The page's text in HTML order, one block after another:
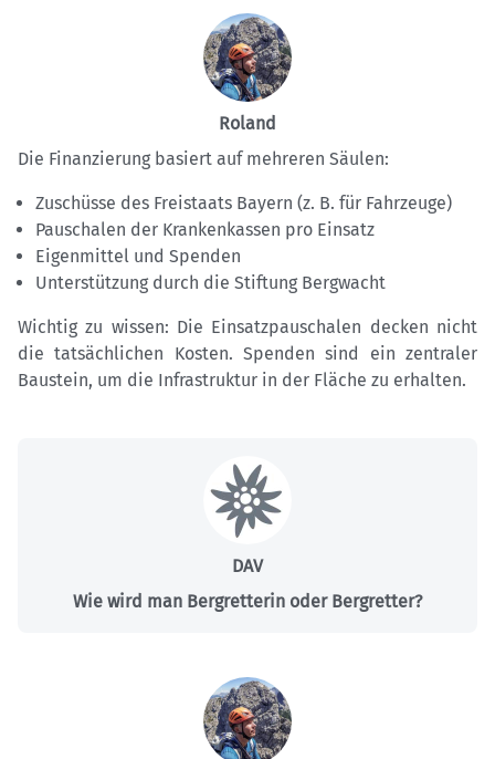
Roland
Die Finanzierung basiert auf mehreren Säulen:
Zuschüsse des Freistaats Bayern (z. B. für Fahrzeuge)
Pauschalen der Krankenkassen pro Einsatz
Eigenmittel und Spenden
Unterstützung durch die Stiftung Bergwacht
Wichtig zu wissen: Die Einsatzpauschalen decken nicht
die tatsächlichen Kosten. Spenden sind ein zentraler
Baustein, um die Infrastruktur in der Fläche zu erhalten.
DAV
Wie wird man Bergretterin oder Bergretter?